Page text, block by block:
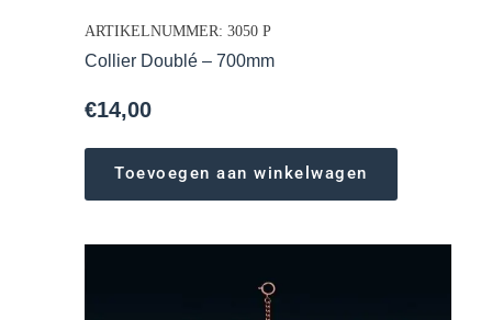
ARTIKELNUMMER: 3050 P
Collier Doublé – 700mm
€14,00
Toevoegen aan winkelwagen